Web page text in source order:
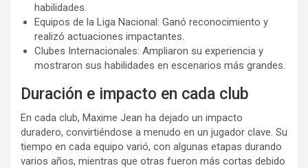
habilidades.
Equipos de la Liga Nacional: Ganó reconocimiento y
realizó actuaciones impactantes.
Clubes Internacionales: Ampliaron su experiencia y
mostraron sus habilidades en escenarios más grandes.
Duración e impacto en cada club
En cada club, Maxime Jean ha dejado un impacto
duradero, convirtiéndose a menudo en un jugador clave. Su
tiempo en cada equipo varió, con algunas etapas durando
varios años, mientras que otras fueron más cortas debido